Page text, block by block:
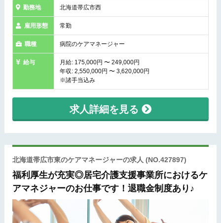
勤務地 北海道帯広市西
雇用形態 常勤
職種 病院のケアマネージャー
給与
月給: 175,000円 〜 249,000円
年収: 2,550,000円 〜 3,620,000円
※諸手当込み
求人詳細を見る
北海道帯広市東のケアマネージャーの求人 (NO.427897)
福利厚生が充実◎居宅介護支援事業所におけるケ
アマネジャーのお仕事です！退職金制度あり♪